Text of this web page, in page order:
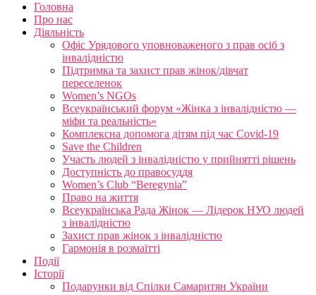
Головна
Про нас
Діяльність
Офіс Урядового уповноваженого з прав осіб з
інвалідністю
Підтримка та захист прав жінок/дівчат
переселенок
Women’s NGOs
Всеукраїнський форум «Жінка з інвалідністю —
міфи та реальність»
Комплексна допомога дітям під час Covid-19
Save the Children
Участь людей з інвалідністю у прийнятті рішень
Доступність до правосуддя
Women’s Club “Beregynia”
Право на життя
Всеукраїнська Рада Жінок — Лідерок НУО людей
з інвалідністю
Захист прав жінок з інвалідністю
Гармонія в розмаїтті
Події
Історії
Подарунки від Спілки Самаритян України